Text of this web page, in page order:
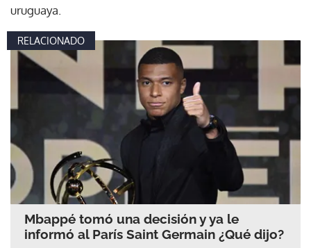
uruguaya.
RELACIONADO
Mbappé tomó una decisión y ya le
informó al París Saint Germain ¿Qué dijo?